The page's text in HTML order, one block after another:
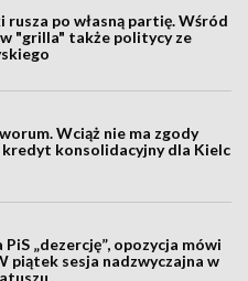
rusza po własną partię. Wśród
"grilla" także politycy ze
Wciąż nie ma zgody
kredyt konsolidacyjny dla Kielc
PiS „dezercję”, opozycja mówi
piątek sesja nadzwyczajna w